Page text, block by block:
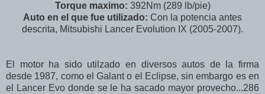
Torque maximo: 392Nm (289 lb/pie)
Auto en el que fue utilizado: Con la potencia antes
descrita, Mitsubishi Lancer Evolution IX (2005-2007).
El motor ha sido utilzado en diversos autos de la firma
desde 1987, como el Galant o el Eclipse, sin embargo es en
el Lancer Evo donde se le ha sacado mayor provecho...286